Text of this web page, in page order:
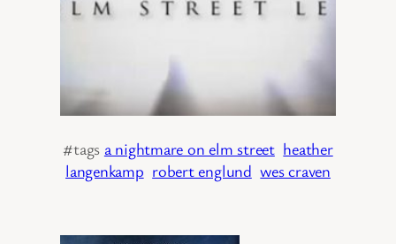
#tags a nightmare on elm street heather
langenkamp robert englund wes craven